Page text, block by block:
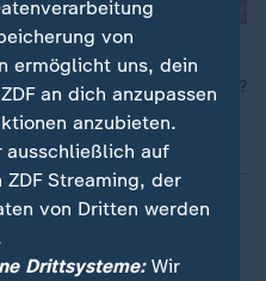
als Torhüter-Nation. Haben
das Potenzial zur Weltspitze?
von
ermöglicht uns, dein
an dich anzupassen
anzubieten.
ausschließlich auf
ZDF Streaming, der
von Dritten werden
Drittsysteme:Wir